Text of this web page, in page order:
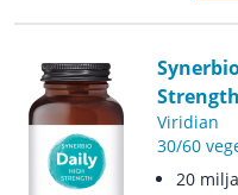
Strength
Viridian
30/60
20